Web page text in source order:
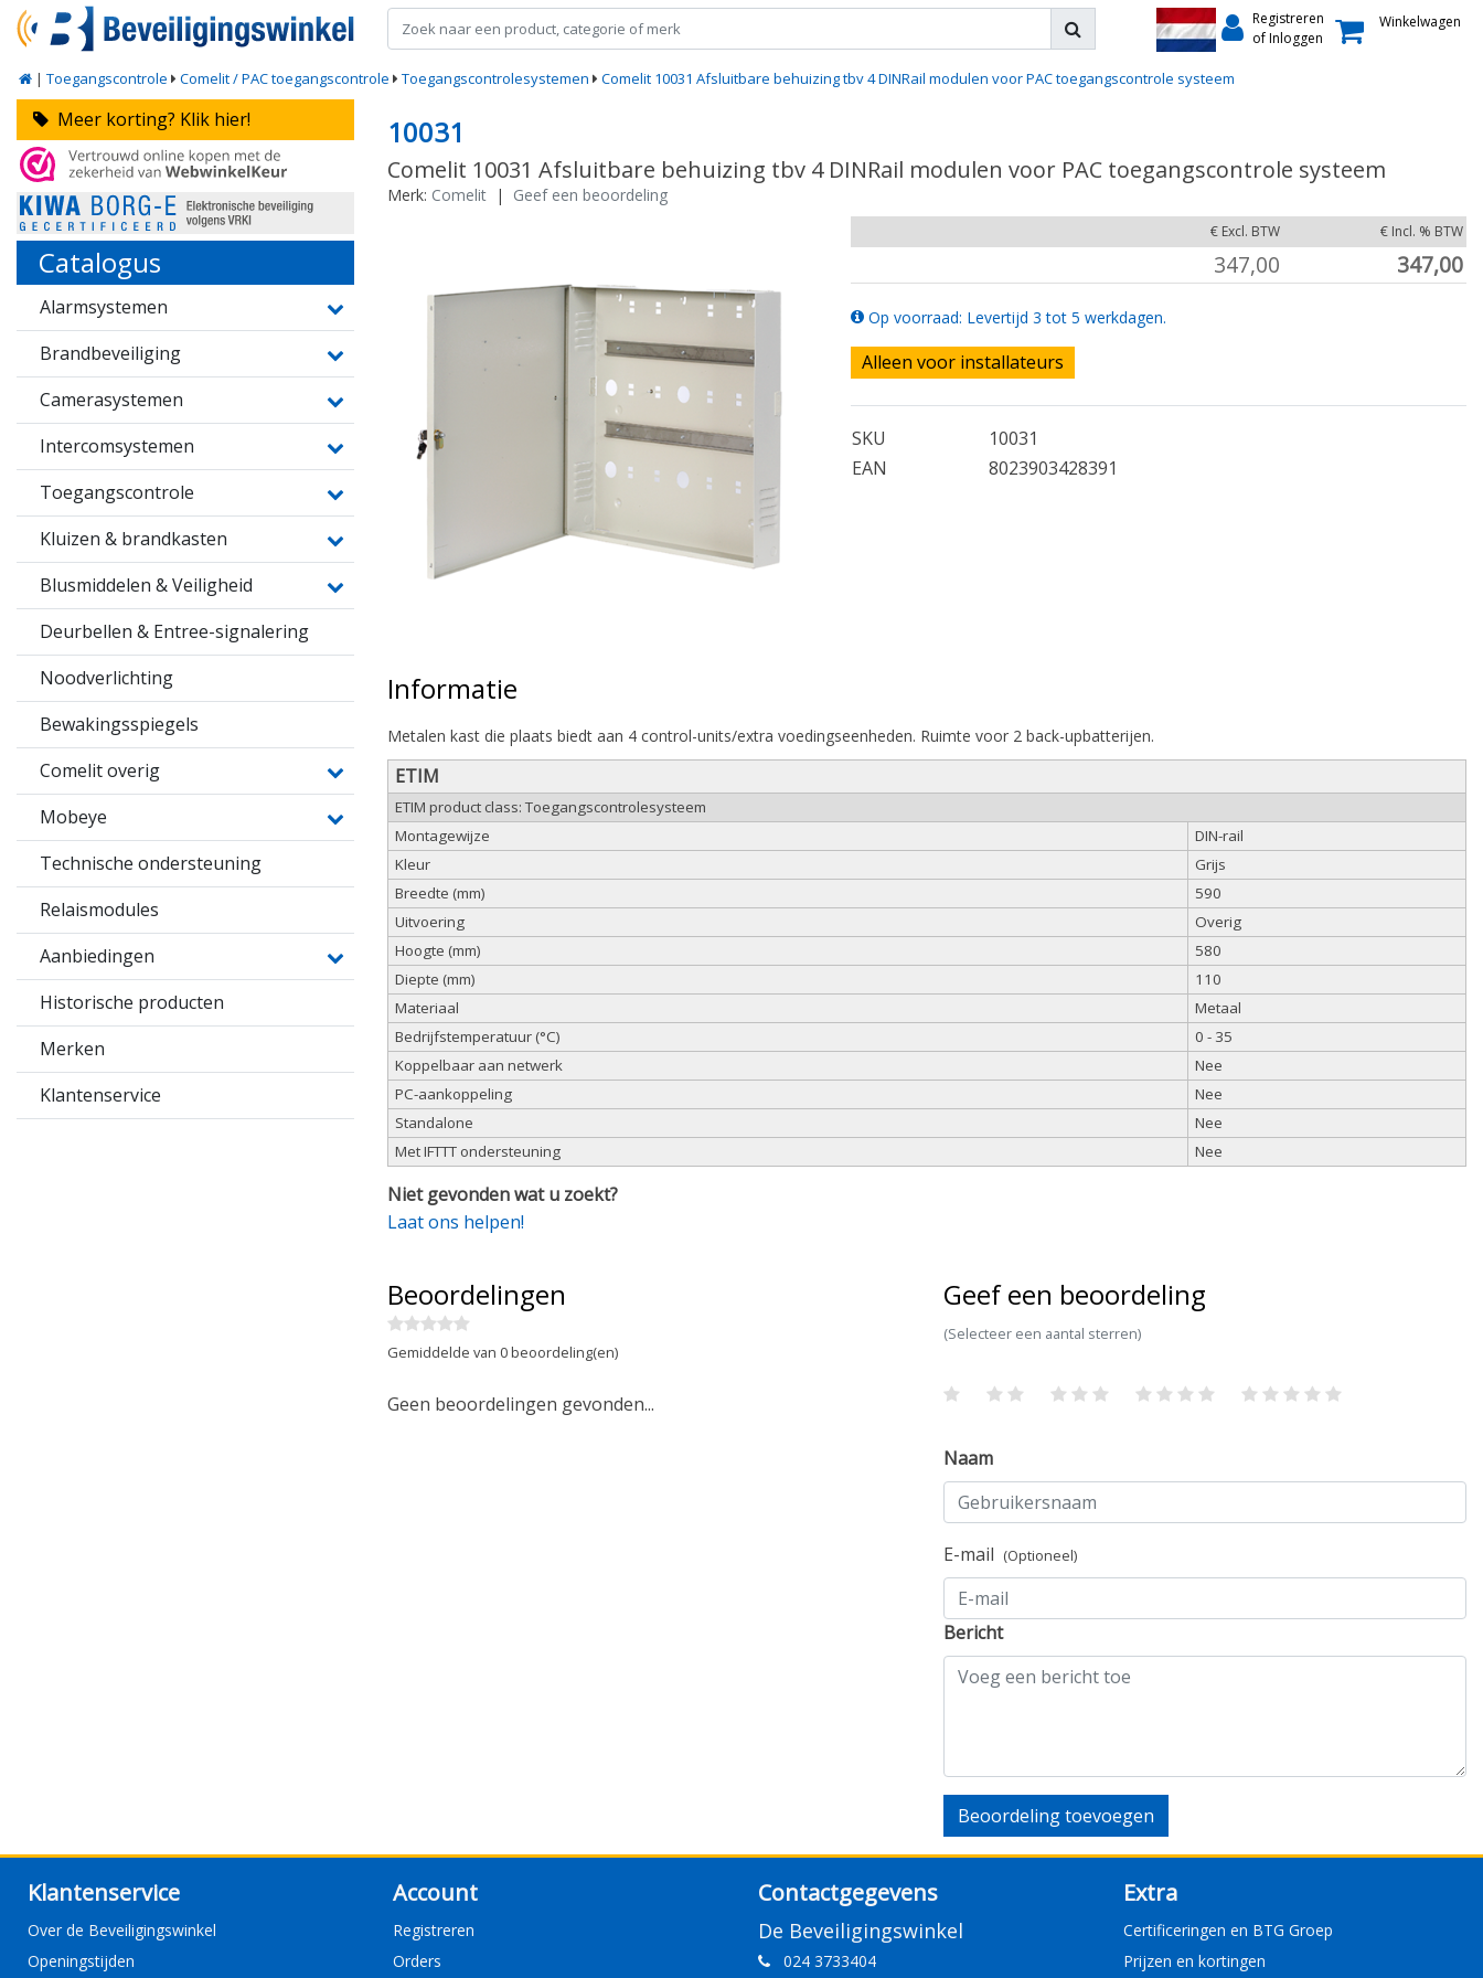
Registreren
of Inloggen
Winkelwagen
| Toegangscontrole Comelit / PAC toegangscontrole Toegangscontrolesystemen Comelit 10031 Afsluitbare behuizing tbv 4 DINRail modulen voor PAC toegangscontrole systeem
Meer korting? Klik hier!
Catalogus
Alarmsystemen
Brandbeveiliging
Camerasystemen
Intercomsystemen
Toegangscontrole
Kluizen & brandkasten
Blusmiddelen & Veiligheid
Deurbellen & Entree-signalering
Noodverlichting
Bewakingsspiegels
Comelit overig
Mobeye
Technische ondersteuning
Relaismodules
Aanbiedingen
Historische producten
Merken
Klantenservice
10031
Comelit 10031 Afsluitbare behuizing tbv 4 DINRail modulen voor PAC toegangscontrole systeem
Merk: Comelit | Geef een beoordeling
€ Excl. BTW € Incl. % BTW
347,00 347,00
Op voorraad: Levertijd 3 tot 5 werkdagen.
Alleen voor installateurs
SKU
10031
EAN
8023903428391
Informatie
Metalen kast die plaats biedt aan 4 control-units/extra voedingseenheden. Ruimte voor 2 back-upbatterijen.
ETIM
ETIM product class: Toegangscontrolesysteem
Montagewijze
DIN-rail
Kleur
Grijs
Breedte (mm)
590
Uitvoering
Overig
Hoogte (mm)
580
Diepte (mm)
110
Materiaal
Metaal
Bedrijfstemperatuur (°C)
0 - 35
Koppelbaar aan netwerk
Nee
PC-aankoppeling
Nee
Standalone
Nee
Met IFTTT ondersteuning
Nee
Niet gevonden wat u zoekt?
Laat ons helpen!
Beoordelingen
Gemiddelde van 0 beoordeling(en)
Geen beoordelingen gevonden...
Geef een beoordeling
(Selecteer een aantal sterren)
Naam
E-mail (Optioneel)
Bericht
Beoordeling toevoegen
Klantenservice
Over de Beveiligingswinkel
Openingstijden
Account
Registreren
Orders
Contactgegevens
De Beveiligingswinkel
024 3733404
Extra
Certificeringen en BTG Groep
Prijzen en kortingen